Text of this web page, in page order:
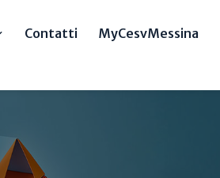
Contatti MyCesvMessina